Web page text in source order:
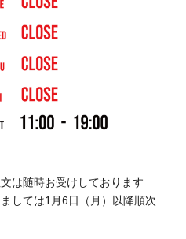
は随時お受けしております
しては1月6日（月）以降順次